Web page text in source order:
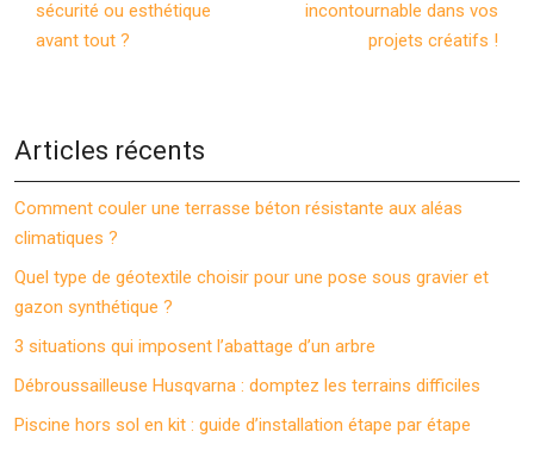
sécurité ou esthétique
avant tout ?
incontournable dans vos
projets créatifs !
Articles récents
Comment couler une terrasse béton résistante aux aléas
climatiques ?
Quel type de géotextile choisir pour une pose sous gravier et
gazon synthétique ?
3 situations qui imposent l’abattage d’un arbre
Débroussailleuse Husqvarna : domptez les terrains difficiles
Piscine hors sol en kit : guide d’installation étape par étape